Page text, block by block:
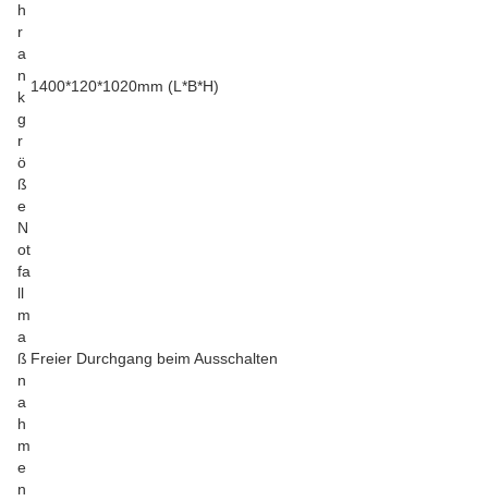
h
r
a
n
k
g
r
ö
ß
e
1400*120*1020mm (L*B*H)
N
ot
fa
ll
m
a
ß
n
a
h
m
e
n
Freier Durchgang beim Ausschalten